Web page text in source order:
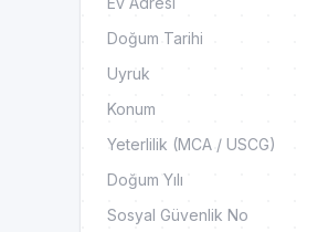
Doğum Tarihi
Uyruk
Konum
Yeterlilik (MCA / USCG)
Doğum Yılı
Sosyal Güvenlik No